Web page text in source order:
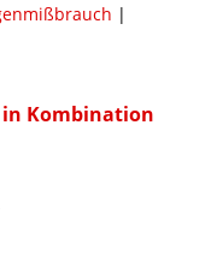
|
in Kombination